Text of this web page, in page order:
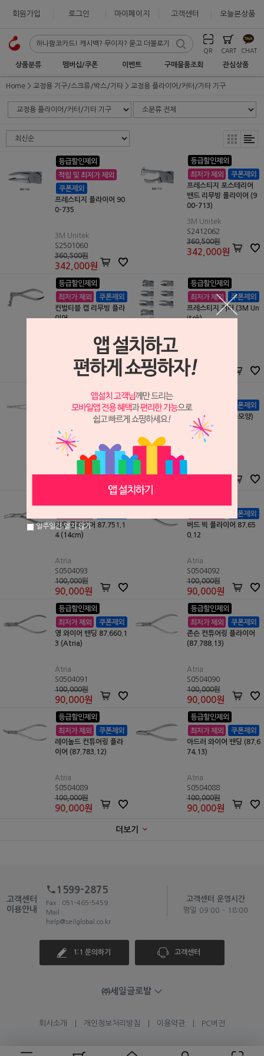
회원가입 로그인 마이페이지 고객센터 오늘본상품
QR CART CHAT
상품분류 멤버십/쿠폰 이벤트 구매물품조회 관심상품
Home 교정용 기구/스크류/박스/기타 교정용 플라이어/커터/기타 기구
프레스티지 플라이어 90
0-735
3M Unitek
S2501060
360,500원
342,000원
프레스티지 포스테리어
밴드 리무빙 플라이어 (9
00-713)
3M Unitek
S2412062
360,500원
342,000원
컨벌티블 캡 리무빙 플라
이어
500,000원
475,000 원
프레스티지 커터 (3M Un
itek)
360,500원
342,000
와이어 홀더 15cm (#33.
Atria
S0609018
보헴 플라이어 (뿔모양)
S0504094
100,000원
하우 플라이어 87.751.1
4 (14cm)
Atria
S0504093
100,000원
90,000원
버드 빅 플라이어 87.65
0.12
Atria
S0504092
100,000원
90,000원
영 와이어 밴딩 87.660.1
3 (Atria)
Atria
S0504091
100,000원
90,000원
존슨 컨튜어링 플라이어
(87.788.13)
Atria
S0504090
100,000원
90,000원
레이놀드 컨튜어링 플라
이어 (87.783.12)
Atria
S0504089
100,000원
90,000원
아드러 와이어 밴딩 (87.6
74.13)
Atria
S0504088
100,000원
90,000원
더보기
고객센터
이용안내
1599-2875
Fax : 051-465-5459
Mail :
help@seilglobal.co.kr
고객센터 운영시간
평일 09:00 - 18:00
1:1 문의하기 고객센터
㈜세일글로발
회사소개 개인정보처리방침 이용약관 PC버전
일주일간 열지 않기